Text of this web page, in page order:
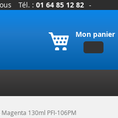
Tél. : 01 64 85 12 82 -
Mon panier
130ml PFI-106PM